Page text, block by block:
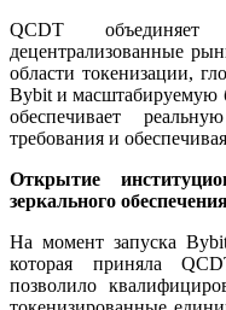
QCDT
децентрализованные
области токенизации,
Bybit и масштабируемую
обеспечивает
требования и
Открытие
зеркального
На момент запуска
которая приняла
позволило